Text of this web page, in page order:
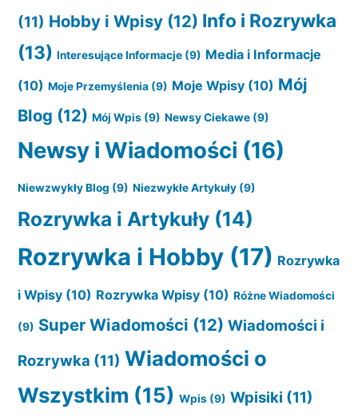
(11) Hobby i Wpisy (12) Info i Rozrywka
(13) Interesujące Informacje (9) Media i Informacje
(10) Moje Przemyślenia (9) Moje Wpisy (10) Mój
Blog (12) Mój Wpis (9) Newsy Ciekawe (9)
Newsy i Wiadomości (16)
Niewzwykły Blog (9) Niezwykłe Artykuły (9)
Rozrywka i Artykuły (14)
Rozrywka i Hobby (17) Rozrywka
i Wpisy (10) Rozrywka Wpisy (10) Różne Wiadomości
(9) Super Wiadomości (12) Wiadomości i
Rozrywka (11) Wiadomości o
Wszystkim (15) Wpis (9) Wpisiki (11)